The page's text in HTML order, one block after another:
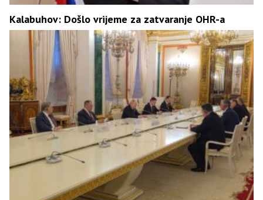
Kalabuhov: Došlo vrijeme za zatvaranje OHR-a